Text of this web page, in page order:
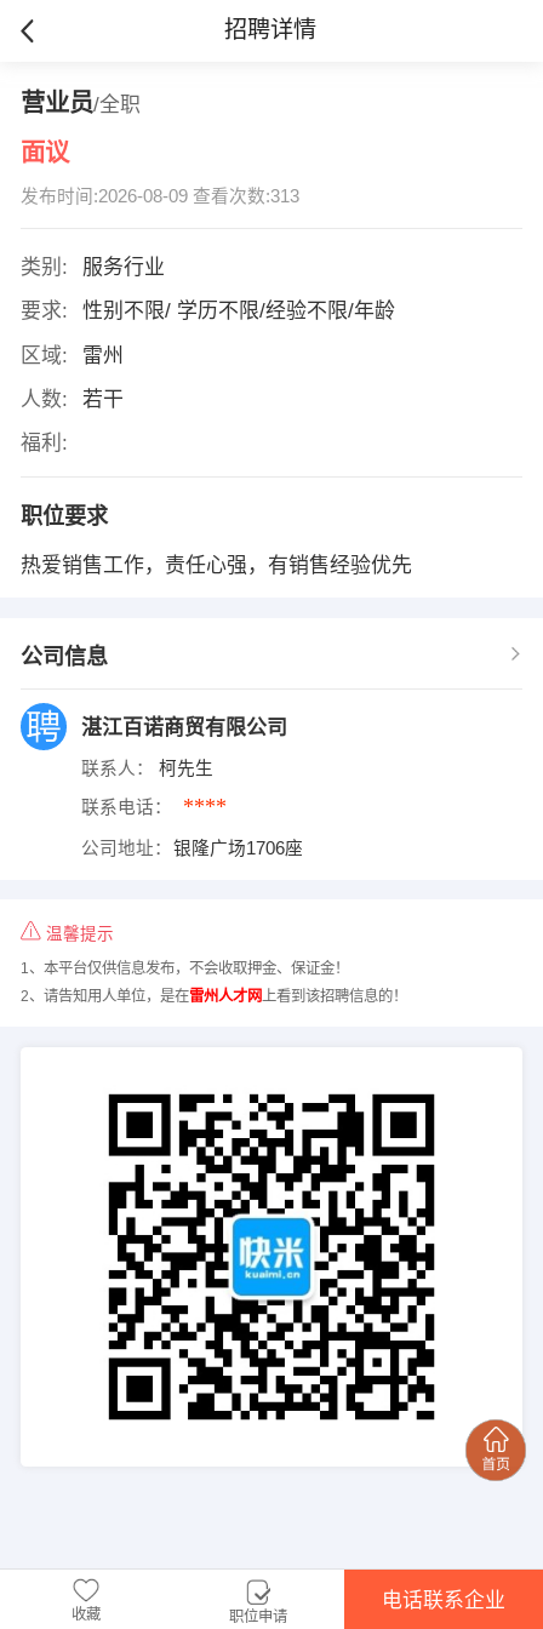
招聘详情
营业员/全职
面议
发布时间:2026-08-09 查看次数:313
类别:
服务行业
要求:
性别不限/ 学历不限/经验不限/年龄
区域:
雷州
人数:
若干
福利:
职位要求
热爱销售工作，责任心强，有销售经验优先
公司信息
湛江百诺商贸有限公司
联系人： 柯先生
联系电话： ****
公司地址： 银隆广场1706座
温馨提示
1、本平台仅供信息发布，不会收取押金、保证金！
2、请告知用人单位，是在雷州人才网上看到该招聘信息的！
收藏 职位申请
电话联系企业